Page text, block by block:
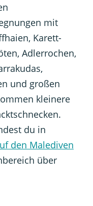
mit
Karett-
Adlerrochen,
und großen
kleinere
du in
den Malediven
über